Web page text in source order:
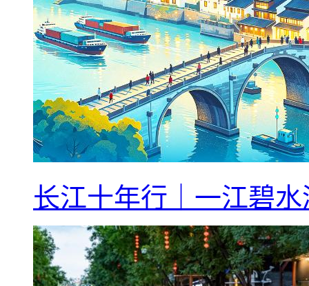
长江十年行｜一江碧